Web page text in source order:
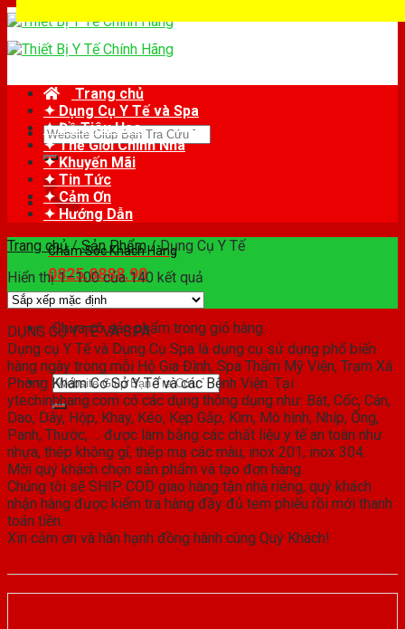
Skip
to
content
Tìm
kiếm:
Chăm Sóc Khách Hàng
0825.8888.90
Chưa có sản phẩm trong giỏ hàng.
Tìm
kiếm:
Trang chủ
✦ Dụng Cụ Y Tế và Spa
✦ Đồ Tiêu Hao
✦ Thế Giới Chỉnh Nha
✦ Khuyến Mãi
✦ Tin Tức
✦ Cảm Ơn
✦ Hướng Dẫn
Trang chủ / Sản Phẩm /Dụng Cụ Y Tế
Hiển thị 1–100 của 140 kết quả
DỤNG CỤ Y TẾ VÀ SPA
Dụng cụ Y Tế và Dụng Cụ Spa là dụng cụ sử dụng phổ biến
hàng ngày trong mỗi Hộ Gia Đình, Spa Thẩm Mỹ Viện, Trạm Xá
Phòng Khám Cơ Sở Y Tế và các Bệnh Viện. Tại
ytechinhhang.com có các dụng thông dụng như: Bát, Cốc, Cán,
Dao, Dây, Hộp, Khay, Kéo, Kẹp Gắp, Kìm, Mô hình, Nhíp, Ống,
Panh, Thước, … được làm bằng các chất liệu y tế an toàn như
nhựa, thép không gỉ, thép mạ các màu, inox 201, inox 304.
Mời quý khách chọn sản phẩm và tạo đơn hàng.
Chúng tôi sẽ SHIP COD giao hàng tận nhà riêng, quý khách
nhận hàng được kiểm tra hàng đầy đủ tem phiếu rồi mới thanh
toán tiền.
Xin cảm ơn và hân hạnh đồng hành cùng Quý Khách!